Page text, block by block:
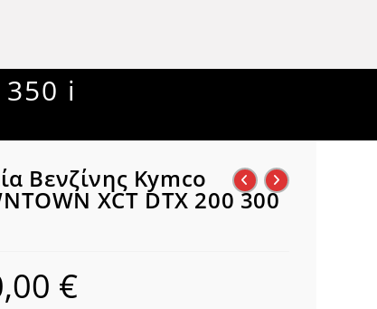
350 i
Βενζίνης Kymco
XCT DTX 200 300
€